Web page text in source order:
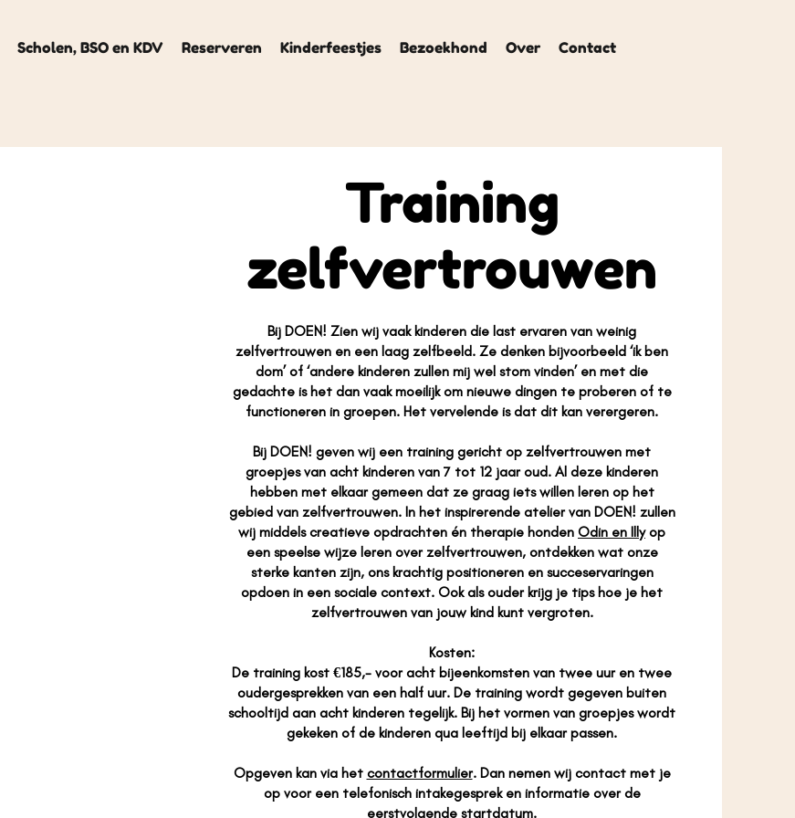
Scholen, BSO en KDV Reserveren Kinderfeestjes Bezoekhond Over Contact
Training
zelfvertrouwen
Bij DOEN! Zien wij vaak kinderen die last ervaren van weinig
zelfvertrouwen en een laag zelfbeeld. Ze denken bijvoorbeeld ‘ik ben
dom’ of ‘andere kinderen zullen mij wel stom vinden’ en met die
gedachte is het dan vaak moeilijk om nieuwe dingen te proberen of te
functioneren in groepen. Het vervelende is dat dit kan verergeren.
Bij DOEN! geven wij een training gericht op zelfvertrouwen met
groepjes van acht kinderen van 7 tot 12 jaar oud. Al deze kinderen
hebben met elkaar gemeen dat ze graag iets willen leren op het
gebied van zelfvertrouwen. In het inspirerende atelier van DOEN! zullen
wij middels creatieve opdrachten én therapie honden Odin en Illyop
een speelse wijze leren over zelfvertrouwen, ontdekken wat onze
sterke kanten zijn, ons krachtig positioneren en succeservaringen
opdoen in een sociale context. Ook als ouder krijg je tips hoe je het
zelfvertrouwen van jouw kind kunt vergroten.
Kosten:
De training kost €185,- voor acht bijeenkomsten van twee uur en twee
oudergesprekken van een half uur. De training wordt gegeven buiten
schooltijd aan acht kinderen tegelijk. Bij het vormen van groepjes wordt
gekeken of de kinderen qua leeftijd bij elkaar passen.
Opgeven kan via het contactformulier. Dan nemen wij contact met je
op voor een telefonisch intakegesprek en informatie over de
eerstvolgende startdatum.